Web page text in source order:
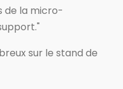
de la micro-
sur le stand de